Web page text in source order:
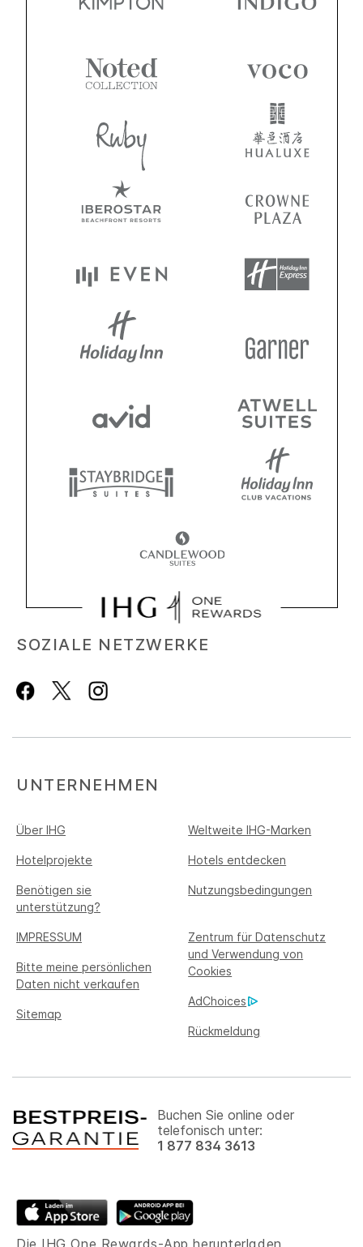
SOZIALE NETZWERKE
UNTERNEHMEN
Über IHG Weltweite IHG-Marken
Hotelprojekte Hotels entdecken
Benötigen sie
unterstützung?
Nutzungsbedingungen
IMPRESSUM
Zentrum für Datenschutz
und Verwendung von
Cookies
Bitte meine persönlichen
Daten nicht verkaufen
AdChoices
Sitemap
Rückmeldung
Buchen Sie online oder
telefonisch unter:
1 877 834 3613